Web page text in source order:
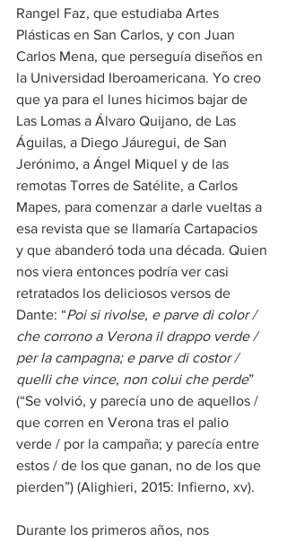
Rangel Faz, que estudiaba Artes
Plásticas en San Carlos, y con Juan
Carlos Mena, que perseguía diseños en
la Universidad Iberoamericana. Yo creo
que ya para el lunes hicimos bajar de
Las Lomas a Álvaro Quijano, de Las
Águilas, a Diego Jáuregui, de San
Jerónimo, a Ángel Miquel y de las
remotas Torres de Satélite, a Carlos
Mapes, para comenzar a darle vueltas a
esa revista que se llamaría Cartapacios
y que abanderó toda una década. Quien
nos viera entonces podría ver casi
retratados los deliciosos versos de
Dante: “Poi si rivolse, e parve di color /
che corrono a Verona il drappo verde /
per la campagna; e parve di costor /
quelli che vince, non colui che perde”
(“Se volvió, y parecía uno de aquellos /
que corren en Verona tras el palio
verde / por la campaña; y parecía entre
estos / de los que ganan, no de los que
pierden”) (Alighieri, 2015: Infierno, xv).
Durante los primeros años, nos